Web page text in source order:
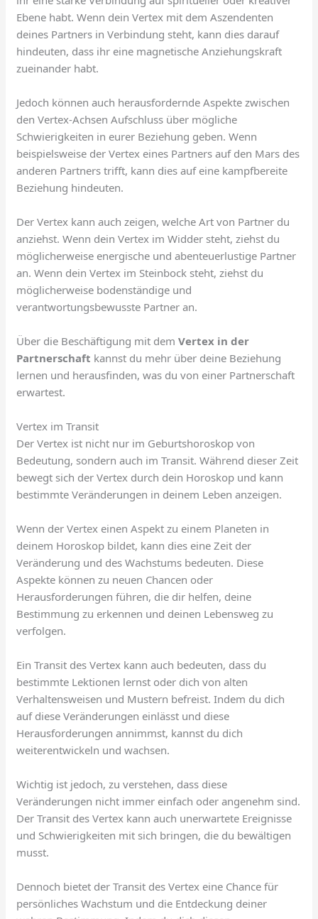
Ebene habt. Wenn dein Vertex mit dem Aszendenten
deines Partners in Verbindung steht, kann dies darauf
hindeuten, dass ihr eine magnetische Anziehungskraft
zueinander habt.
Jedoch können auch herausfordernde Aspekte zwischen
den Vertex-Achsen Aufschluss über mögliche
Schwierigkeiten in eurer Beziehung geben. Wenn
beispielsweise der Vertex eines Partners auf den Mars des
anderen Partners trifft, kann dies auf eine kampfbereite
Beziehung hindeuten.
Der Vertex kann auch zeigen, welche Art von Partner du
anziehst. Wenn dein Vertex im Widder steht, ziehst du
möglicherweise energische und abenteuerlustige Partner
an. Wenn dein Vertex im Steinbock steht, ziehst du
möglicherweise bodenständige und
verantwortungsbewusste Partner an.
Über die Beschäftigung mit demVertex in der
Partnerschaft kannst du mehr über deine Beziehung
lernen und herausfinden, was du von einer Partnerschaft
erwartest.
Vertex im Transit
Der Vertex ist nicht nur im Geburtshoroskop von
Bedeutung, sondern auch im Transit. Während dieser Zeit
bewegt sich der Vertex durch dein Horoskop und kann
bestimmte Veränderungen in deinem Leben anzeigen.
Wenn der Vertex einen Aspekt zu einem Planeten in
deinem Horoskop bildet, kann dies eine Zeit der
Veränderung und des Wachstums bedeuten. Diese
Aspekte können zu neuen Chancen oder
Herausforderungen führen, die dir helfen, deine
Bestimmung zu erkennen und deinen Lebensweg zu
verfolgen.
Ein Transit des Vertex kann auch bedeuten, dass du
bestimmte Lektionen lernst oder dich von alten
Verhaltensweisen und Mustern befreist. Indem du dich
auf diese Veränderungen einlässt und diese
Herausforderungen annimmst, kannst du dich
weiterentwickeln und wachsen.
Wichtig ist jedoch, zu verstehen, dass diese
Veränderungen nicht immer einfach oder angenehm sind.
Der Transit des Vertex kann auch unerwartete Ereignisse
und Schwierigkeiten mit sich bringen, die du bewältigen
musst.
Dennoch bietet der Transit des Vertex eine Chance für
persönliches Wachstum und die Entdeckung deiner